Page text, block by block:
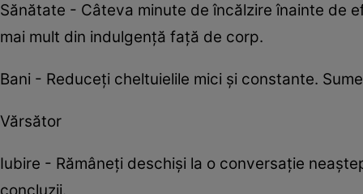
Sănătate - Câteva minute de încălzire înainte de
mai mult din indulgență față de corp.
Bani - Reduceți cheltuielile mici și constante.
Vărsător
Iubire - Rămâneți deschiși la o conversație